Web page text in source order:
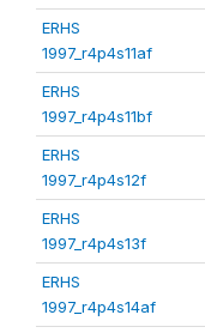
ERHS
1997_r4p4s11af
ERHS
1997_r4p4s11bf
ERHS
1997_r4p4s12f
ERHS
1997_r4p4s13f
ERHS
1997_r4p4s14af